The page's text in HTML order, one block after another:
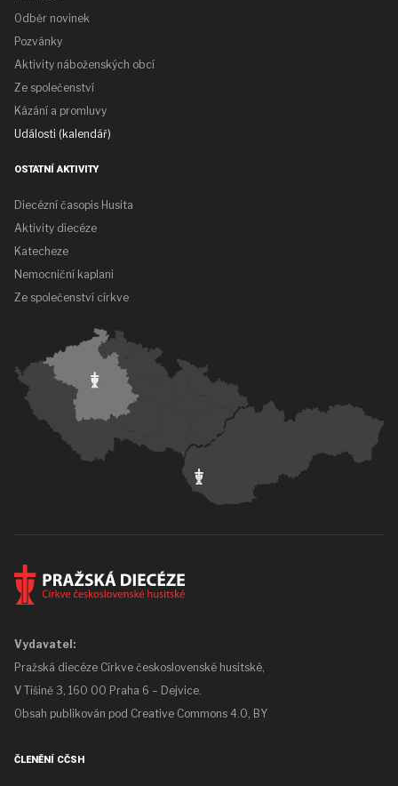
Odběr novinek
Pozvánky
Aktivity náboženských obcí
Ze společenství
Kázání a promluvy
Události (kalendář)
OSTATNÍ AKTIVITY
Diecézní časopis Husita
Aktivity diecéze
Katecheze
Nemocniční kaplani
Ze společenství církve
Vydavatel:
Pražská diecéze Církve československé husitské,
V Tišině 3, 160 00 Praha 6 – Dejvice.
Obsah publikován pod Creative Commons 4.0, BY
ČLENĚNÍ CČSH